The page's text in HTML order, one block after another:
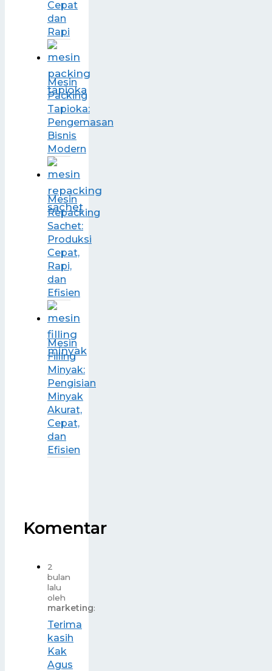
Cepat
dan
Rapi
Mesin
Packing
Tapioka:
Pengemasan
Bisnis
Modern
Mesin
Repacking
Sachet:
Produksi
Cepat,
Rapi,
dan
Efisien
Mesin
Filling
Minyak:
Pengisian
Minyak
Akurat,
Cepat,
dan
Efisien
Komentar
2
bulan
lalu
oleh
marketing:
Terima
kasih
Kak
Agus